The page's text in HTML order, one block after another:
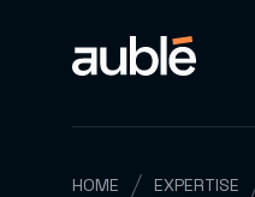
HOME EXPERTISE